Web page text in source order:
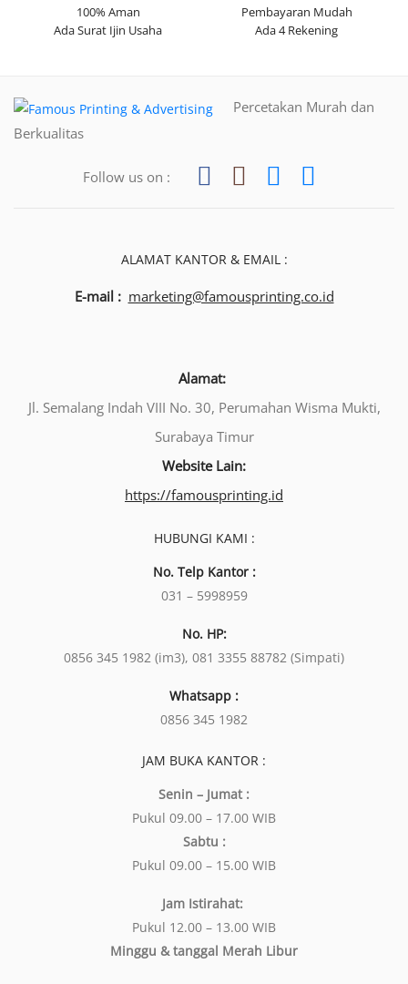
100% Aman
Ada Surat Ijin Usaha
Pembayaran Mudah
Ada 4 Rekening
Percetakan Murah dan
Berkualitas
Follow us on :
ALAMAT KANTOR & EMAIL :
E-mail : marketing@famousprinting.co.id
Alamat:
Jl. Semalang Indah VIII No. 30, Perumahan Wisma Mukti,
Surabaya Timur
Website Lain:
https://famousprinting.id
HUBUNGI KAMI :
No. Telp Kantor :
031 – 5998959
No. HP:
0856 345 1982 (im3), 081 3355 88782 (Simpati)
Whatsapp :
0856 345 1982
JAM BUKA KANTOR :
Senin – Jumat :
Pukul 09.00 – 17.00 WIB
Sabtu :
Pukul 09.00 – 15.00 WIB
Jam Istirahat:
Pukul 12.00 – 13.00 WIB
Minggu & tanggal Merah Libur